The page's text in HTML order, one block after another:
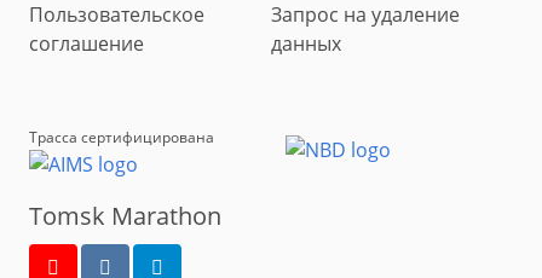
Пользовательское
соглашение
Запрос на удаление
данных
Трасса сертифицирована
Tomsk Marathon